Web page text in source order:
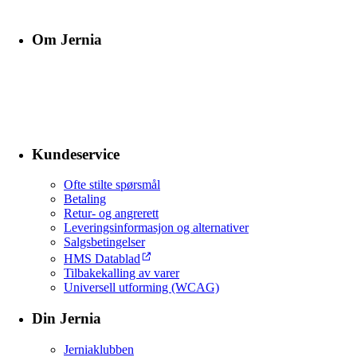
Om Jernia
Kundeservice
Ofte stilte spørsmål
Betaling
Retur- og angrerett
Leveringsinformasjon og alternativer
Salgsbetingelser
HMS Datablad
Tilbakekalling av varer
Universell utforming (WCAG)
Din Jernia
Jerniaklubben